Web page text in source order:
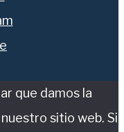
que damos la
sitio web. Si